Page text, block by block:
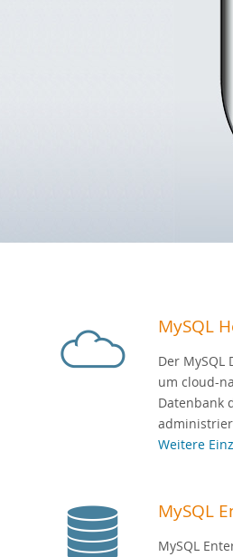
MySQL
Der
um cloud-
Datenbank
Weitere
MySQL
MySQL